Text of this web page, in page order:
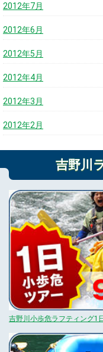
2012年7月
2012年6月
2012年5月
2012年4月
2012年3月
2012年2月
吉野川
吉野川小歩危ラフティング1